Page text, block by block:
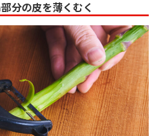
分の皮を薄くむく